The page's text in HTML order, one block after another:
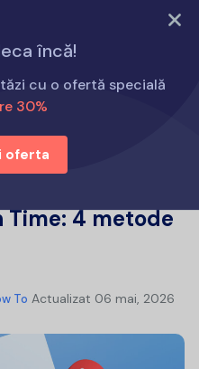
Încearcă acum
încă!
cu o ofertă specială
30%
oferta
și iPad fără Screen
Time: 4 metode
To Actualizat 06 mai, 2026